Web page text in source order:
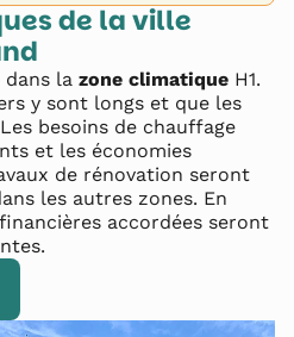
de la ville
dans la zone climatique H1.
y sont longs et que les
besoins de chauffage
et les économies
de rénovation seront
les autres zones. En
accordées seront